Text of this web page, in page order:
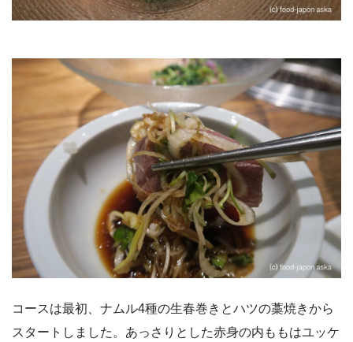
コースは最初、ナムル4種の生春巻きとハツの藁焼きから
スタートしました。あっさりとした赤身の内ももはユッケ